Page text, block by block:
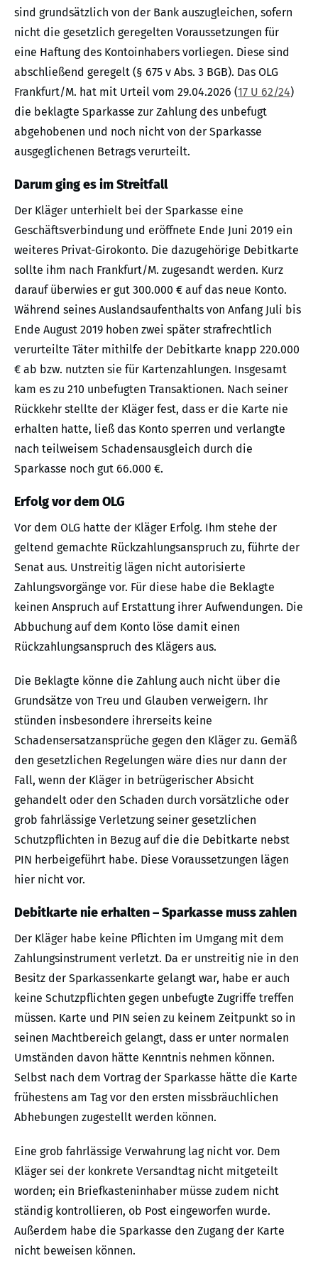
sind grundsätzlich von der Bank auszugleichen, sofern
nicht die gesetzlich geregelten Voraussetzungen für
eine Haftung des Kontoinhabers vorliegen. Diese sind
abschließend geregelt (§ 675 v Abs. 3 BGB). Das OLG
Frankfurt/M. hat mit Urteil vom 29.04.2026 (17 U 62/24)
die beklagte Sparkasse zur Zahlung des unbefugt
abgehobenen und noch nicht von der Sparkasse
ausgeglichenen Betrags verurteilt.
Darum ging es im Streitfall
Der Kläger unterhielt bei der Sparkasse eine
Geschäftsverbindung und eröffnete Ende Juni 2019 ein
weiteres Privat-Girokonto. Die dazugehörige Debitkarte
sollte ihm nach Frankfurt/M. zugesandt werden. Kurz
darauf überwies er gut 300.000 € auf das neue Konto.
Während seines Auslandsaufenthalts von Anfang Juli bis
Ende August 2019 hoben zwei später strafrechtlich
verurteilte Täter mithilfe der Debitkarte knapp 220.000
€ ab bzw. nutzten sie für Kartenzahlungen. Insgesamt
kam es zu 210 unbefugten Transaktionen. Nach seiner
Rückkehr stellte der Kläger fest, dass er die Karte nie
erhalten hatte, ließ das Konto sperren und verlangte
nach teilweisem Schadensausgleich durch die
Sparkasse noch gut 66.000 €.
Erfolg vor dem OLG
Vor dem OLG hatte der Kläger Erfolg. Ihm stehe der
geltend gemachte Rückzahlungsanspruch zu, führte der
Senat aus. Unstreitig lägen nicht autorisierte
Zahlungsvorgänge vor. Für diese habe die Beklagte
keinen Anspruch auf Erstattung ihrer Aufwendungen. Die
Abbuchung auf dem Konto löse damit einen
Rückzahlungsanspruch des Klägers aus.
Die Beklagte könne die Zahlung auch nicht über die
Grundsätze von Treu und Glauben verweigern. Ihr
stünden insbesondere ihrerseits keine
Schadensersatzansprüche gegen den Kläger zu. Gemäß
den gesetzlichen Regelungen wäre dies nur dann der
Fall, wenn der Kläger in betrügerischer Absicht
gehandelt oder den Schaden durch vorsätzliche oder
grob fahrlässige Verletzung seiner gesetzlichen
Schutzpflichten in Bezug auf die die Debitkarte nebst
PIN herbeigeführt habe. Diese Voraussetzungen lägen
hier nicht vor.
Debitkarte nie erhalten – Sparkasse muss zahlen
Der Kläger habe keine Pflichten im Umgang mit dem
Zahlungsinstrument verletzt. Da er unstreitig nie in den
Besitz der Sparkassenkarte gelangt war, habe er auch
keine Schutzpflichten gegen unbefugte Zugriffe treffen
müssen. Karte und PIN seien zu keinem Zeitpunkt so in
seinen Machtbereich gelangt, dass er unter normalen
Umständen davon hätte Kenntnis nehmen können.
Selbst nach dem Vortrag der Sparkasse hätte die Karte
frühestens am Tag vor den ersten missbräuchlichen
Abhebungen zugestellt werden können.
Eine grob fahrlässige Verwahrung lag nicht vor. Dem
Kläger sei der konkrete Versandtag nicht mitgeteilt
worden; ein Briefkasteninhaber müsse zudem nicht
ständig kontrollieren, ob Post eingeworfen wurde.
Außerdem habe die Sparkasse den Zugang der Karte
nicht beweisen können.